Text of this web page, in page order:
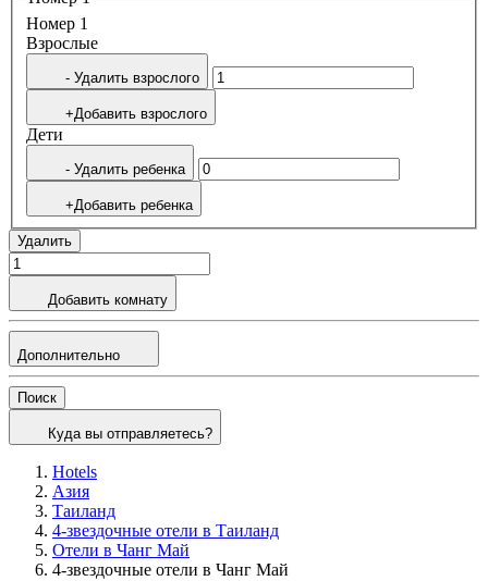
Номер 1
Bзрослые
- Удалить взрослого
+Добавить взрослого
Дети
- Удалить ребенка
+Добавить ребенка
Удалить
Добавить комнату
Дополнительно
Поиск
Куда вы отправляетесь?
Hotels
Азия
Таиланд
4-звездочные отели в Таиланд
Отели в Чанг Май
4-звездочные отели в Чанг Май